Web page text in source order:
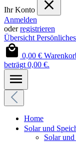
Ihr Konto
Anmelden
oderregistrieren
Übersicht
0,00 €
beträgt 0,00 €.
Home
Solar und
Solar